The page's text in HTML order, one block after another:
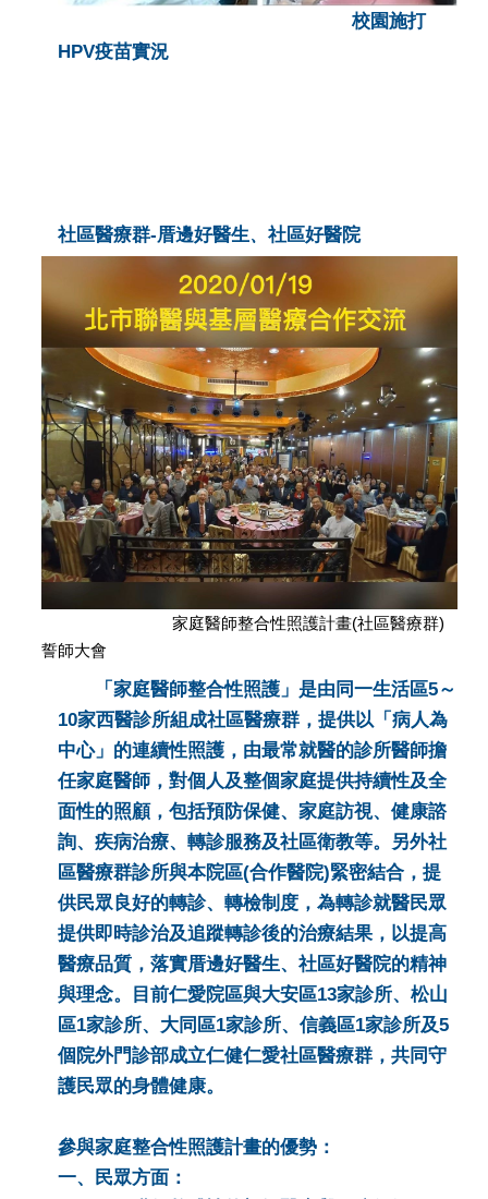
校園施打
HPV疫苗實況
社區醫療群-厝邊好醫生、 社區好醫院
家庭醫師整合性照護計畫(社區醫療群)
誓師大會
「家庭醫師整合性照護」是由同一生活區5～
10家西醫診所組成社區醫療群，提供以「病人為
中心」的連續性照護，由最常就醫的診所醫師擔
任家庭醫師，對個人及整個家庭提供持續性及全
面性的照顧，包括預防保健、家庭訪視、健康諮
詢、疾病治療、轉診服務及社區衛教等。另外社
區醫療群診所與本院區(合作醫院)緊密結合，提
供民眾良好的轉診、轉檢制度，為轉診就醫民眾
提供即時診治及追蹤轉診後的治療結果，以提高
醫療品質，落實厝邊好醫生、社區好醫院的精神
與理念。目前仁愛院區與大安區13家診所、松山
區1家診所、大同區1家診所、信義區1家診所及5
個院外門診部成立仁健仁愛社區醫療群，共同守
護民眾的身體健康。
參與家庭整合性照護計畫的優勢：
一、民眾方面：